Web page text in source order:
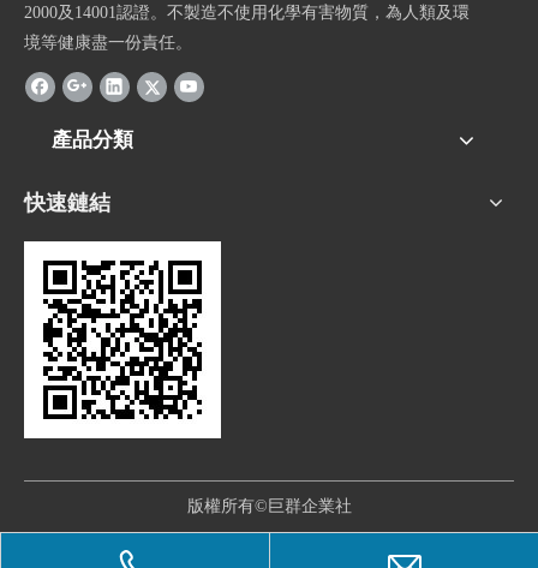
2000及14001認證。不製造不使用化學有害物質，為人類及環
境等健康盡一份責任。
產品分類
快速鏈結
版權所有©巨群企業社